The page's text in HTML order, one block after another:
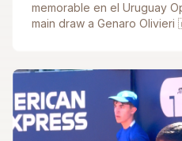
memorable en el Uruguay
main draw a Genaro
hizo nada menos que ante
Luego, en segunda ronda,
Barrios Vera 🇨🇱, quien más
a Cristian Garin,